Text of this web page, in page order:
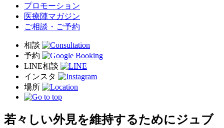
プロモーション
医療陣マガジン
ご相談・ご予約
若々しい外見を維持するためにジュブ